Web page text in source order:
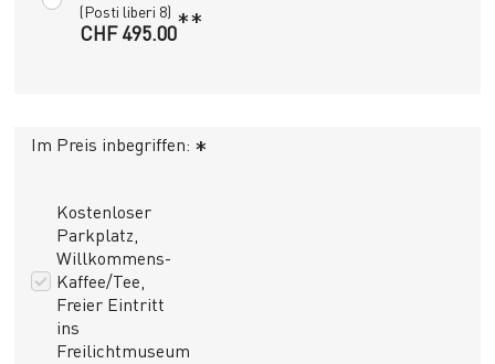
(Posti liberi 8)
CHF 495.00**
Im Preis inbegriffen: *
Kostenloser
Parkplatz,
Willkommens-
Kaffee/Tee,
Freier Eintritt
ins
Freilichtmuseum